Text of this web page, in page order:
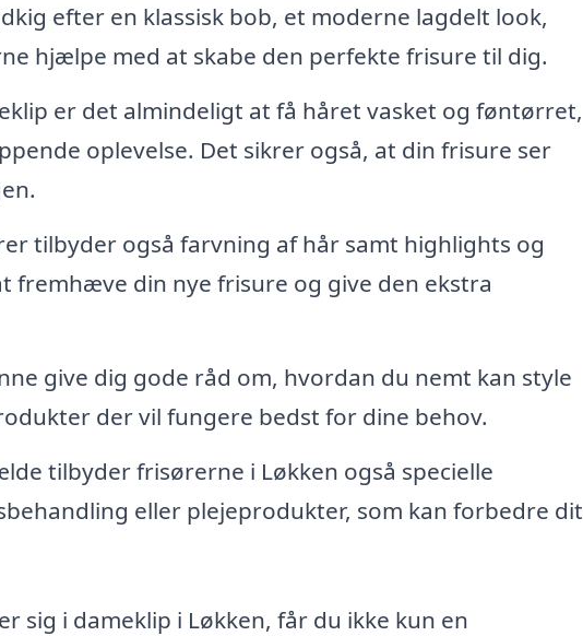
efter en klassisk bob, et moderne lagdelt look,
hjælpe med at skabe den perfekte frisure til dig.
er det almindeligt at få håret vasket og føntørret,
oplevelse. Det sikrer også, at din frisure ser
tilbyder også farvning af hår samt highlights og
fremhæve din nye frisure og give den ekstra
give dig gode råd om, hvordan du nemt kan style
der vil fungere bedst for dine behov.
tilbyder frisørerne i Løkken også specielle
eller plejeprodukter, som kan forbedre dit
sig i dameklip i Løkken, får du ikke kun en